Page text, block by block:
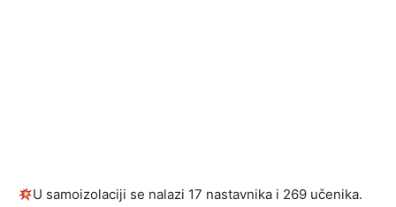
U samoizolaciji se nalazi 17 nastavnika i 269 učenika.